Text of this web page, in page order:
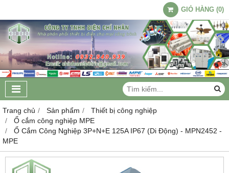
GIỎ HÀNG (0)
Trang chủ Sản phẩm
Thiết bị công nghiệp
Ổ cắm công nghiệp MPE
Ổ Cắm Công Nghiệp 3P+N+E 125A IP67 (Di Động) - MPN2452 -
MPE